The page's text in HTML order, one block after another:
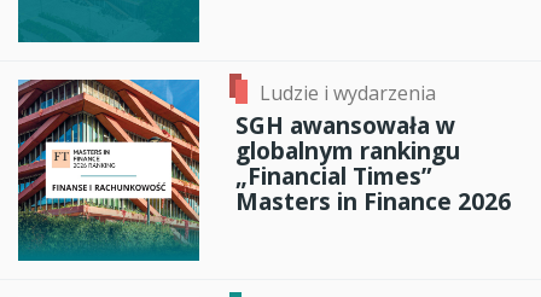
Ludzie i wydarzenia
SGH awansowała w
globalnym rankingu
„Financial Times”
Masters in Finance 2026